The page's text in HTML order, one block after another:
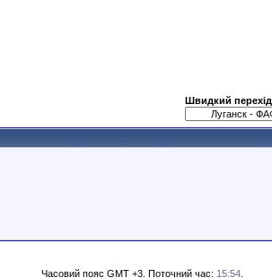
Швидкий перехід
Часовий пояс GMT +3. Поточний час: 15:54.